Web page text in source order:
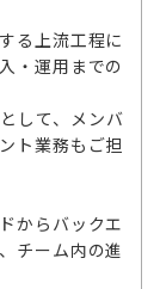
る上流工程に
・運用までの
して、メンバ
ト業務もご担
からバックエ
チーム内の進